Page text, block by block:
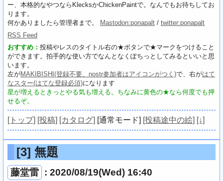
ー、本格的なやつならKlecksかChickenPaintで。なんでもお待ちしてお
ります。
何かありましたら管理者まで。
Mastodon:ponapalt / twitter:ponapalt
RSS Feed
おすすめ： 投稿やレスのタイトル右の★ボタンで★マークをつけること
ができます。拍手的な使い方でなんとなくぽちっとしてみるといいと思
います。
左がMAKIBISHI(登録不要、nostr参加者はアイコンがつく)で、右がはて
なスター(はてな登録必須)になります
星が増えるときっとやる気も増える。ちなみに黄色の★なら何度でも押
せるぞ。
[トップ] [投稿] [カタログ] [通常モード] [投稿途中の絵] [↓]
[3] 無題
藤堂雷 : 2020/08/19(Wed) 16:40